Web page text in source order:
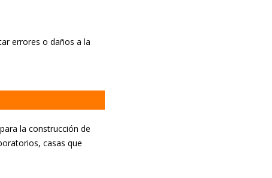
errores o daños a la
la construcción de
casas que